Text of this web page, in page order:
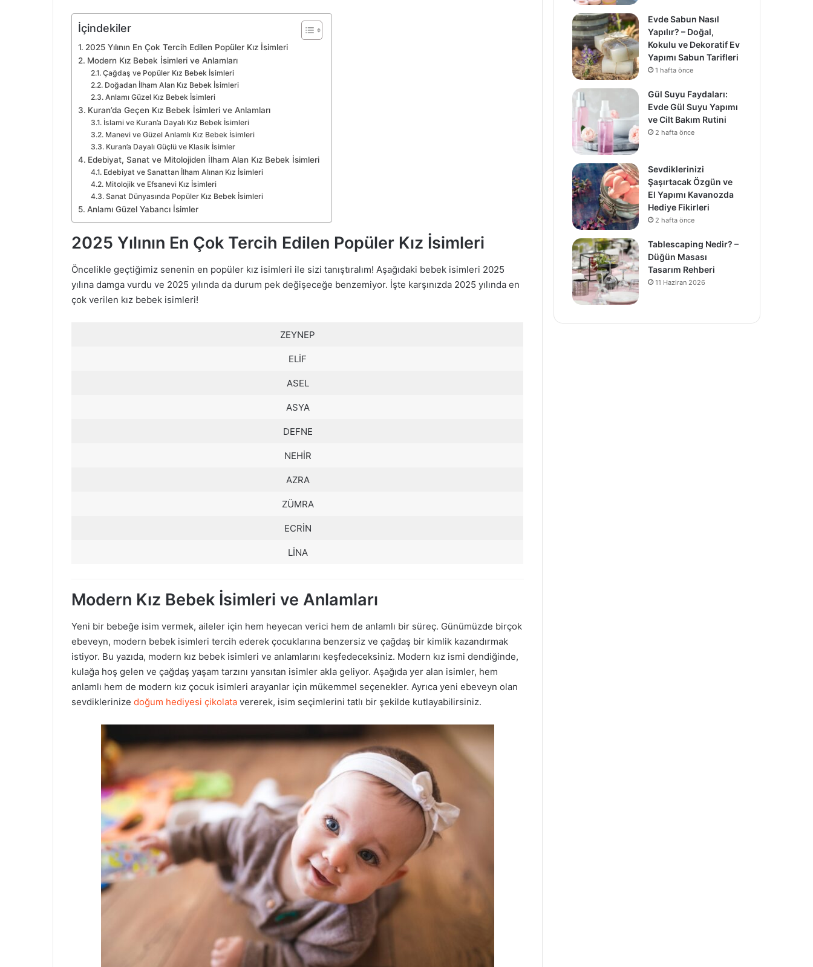
İçindekiler
2025 Yılının En Çok Tercih Edilen Popüler Kız İsimleri
Modern Kız Bebek İsimleri ve Anlamları
Çağdaş ve Popüler Kız Bebek İsimleri
Doğadan İlham Alan Kız Bebek İsimleri
Anlamı Güzel Kız Bebek İsimleri
Kuran’da Geçen Kız Bebek İsimleri ve Anlamları
İslami ve Kuran’a Dayalı Kız Bebek İsimleri
Manevi ve Güzel Anlamlı Kız Bebek İsimleri
Kuran’a Dayalı Güçlü ve Klasik İsimler
Edebiyat, Sanat ve Mitolojiden İlham Alan Kız Bebek İsimleri
Edebiyat ve Sanattan İlham Alınan Kız İsimleri
Mitolojik ve Efsanevi Kız İsimleri
Sanat Dünyasında Popüler Kız Bebek İsimleri
Anlamı Güzel Yabancı İsimler
2025 Yılının En Çok Tercih Edilen Popüler Kız İsimleri
Öncelikle geçtiğimiz senenin en popüler kız isimleri ile sizi tanıştıralım! Aşağıdaki bebek isimleri 2025
yılına damga vurdu ve 2025 yılında da durum pek değişeceğe benzemiyor. İşte karşınızda 2025 yılında en
çok verilen kız bebek isimleri!
ZEYNEP
ELİF
ASEL
ASYA
DEFNE
NEHİR
AZRA
ZÜMRA
ECRİN
LİNA
Modern Kız Bebek İsimleri ve Anlamları
Yeni bir bebeğe isim vermek, aileler için hem heyecan verici hem de anlamlı bir süreç. Günümüzde birçok
ebeveyn, modern bebek isimleri tercih ederek çocuklarına benzersiz ve çağdaş bir kimlik kazandırmak
istiyor. Bu yazıda, modern kız bebek isimleri ve anlamlarını keşfedeceksiniz. Modern kız ismi dendiğinde,
kulağa hoş gelen ve çağdaş yaşam tarzını yansıtan isimler akla geliyor. Aşağıda yer alan isimler, hem
anlamlı hem de modern kız çocuk isimleri arayanlar için mükemmel seçenekler. Ayrıca yeni ebeveyn olan
sevdiklerinize doğum hediyesi çikolata vererek, isim seçimlerini tatlı bir şekilde kutlayabilirsiniz.
Evde Sabun Nasıl
Yapılır? – Doğal,
Kokulu ve Dekoratif Ev
Yapımı Sabun Tarifleri
1 hafta önce
Gül Suyu Faydaları:
Evde Gül Suyu Yapımı
ve Cilt Bakım Rutini
2 hafta önce
Sevdiklerinizi
Şaşırtacak Özgün ve
El Yapımı Kavanozda
Hediye Fikirleri
2 hafta önce
Tablescaping Nedir? –
Düğün Masası
Tasarım Rehberi
11 Haziran 2026